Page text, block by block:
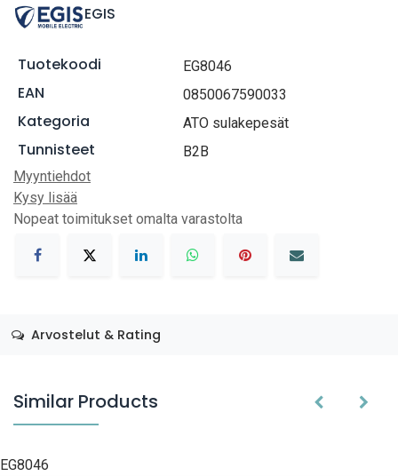
EGIS
Tuotekoodi EG8046
EAN 0850067590033
Kategoria ATO sulakepesät
Tunnisteet
B2B
Myyntiehdot
Kysy lisää
Nopeat toimitukset omalta varastolta
Arvostelut & Rating
Similar Products
EG8046